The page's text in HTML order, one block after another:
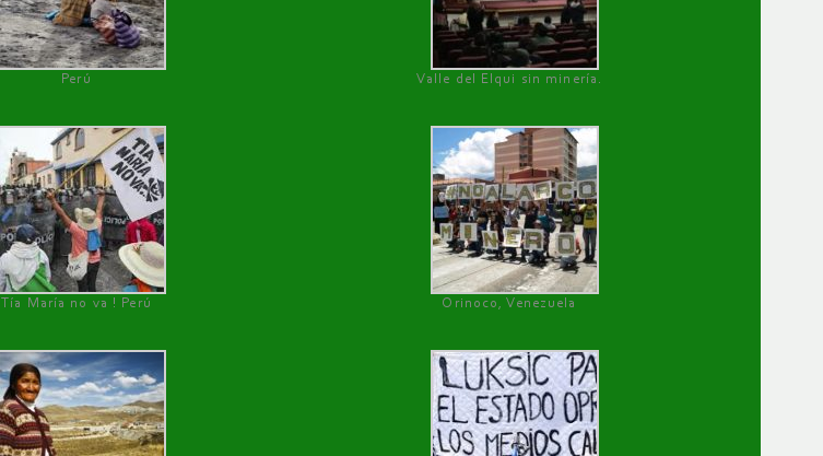
Perú Valle del Elqui sin minería.
Tía María no va ! Perú Orinoco, Venezuela